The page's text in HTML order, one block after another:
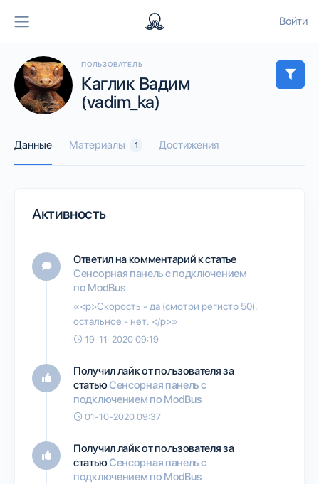
Войти
ПОЛЬЗОВАТЕЛЬ
Каглик Вадим
(vadim_ka)
Данные Материалы 1 Достижения
Активность
Ответил на комментарий к статье
Сенсорная панель с подключением
по ModBus
«<p>Скорость - да (смотри регистр 50),
остальное - нет. </p>»
19-11-2020 09:19
Получил лайк от пользователяза
статьюСенсорная панель с
подключением по ModBus
01-10-2020 09:37
Получил лайк от пользователяза
статьюСенсорная панель с
подключением по ModBus